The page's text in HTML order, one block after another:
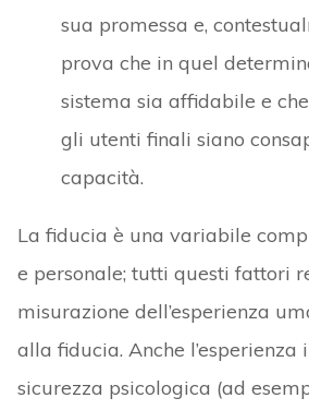
sua promessa e,
prova che in quel
sistema sia affidabile e
gli utenti finali siano
capacità.
La fiducia è una variabile
e personale; tutti questi fattori
misurazione dell’esperienza
alla fiducia. Anche
sicurezza psicologica (ad